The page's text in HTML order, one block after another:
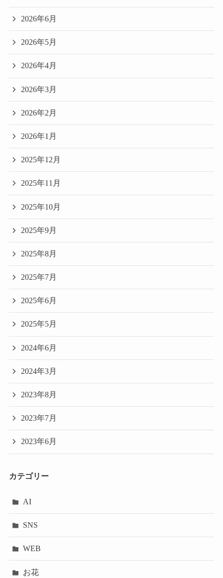
2026年6月
2026年5月
2026年4月
2026年3月
2026年2月
2026年1月
2025年12月
2025年11月
2025年10月
2025年9月
2025年8月
2025年7月
2025年6月
2025年5月
2024年6月
2024年3月
2023年8月
2023年7月
2023年6月
カテゴリー
AI
SNS
WEB
お花